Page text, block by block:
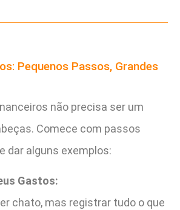
Pequenos Passos, Grandes
não precisa ser um
Comece com passos
dar alguns exemplos:
Gastos:
chato, mas registrar tudo o que